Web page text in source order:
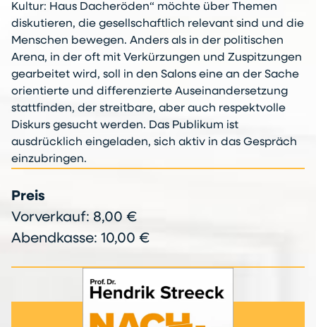
Kultur: Haus Dacheröden“ möchte über Themen
diskutieren, die gesellschaftlich relevant sind und die
Menschen bewegen. Anders als in der politischen
Arena, in der oft mit Verkürzungen und Zuspitzungen
gearbeitet wird, soll in den Salons eine an der Sache
orientierte und differenzierte Auseinandersetzung
stattfinden, der streitbare, aber auch respektvolle
Diskurs gesucht werden. Das Publikum ist
ausdrücklich eingeladen, sich aktiv in das Gespräch
einzubringen.
Preis
Vorverkauf: 8,00 €
Abendkasse: 10,00 €